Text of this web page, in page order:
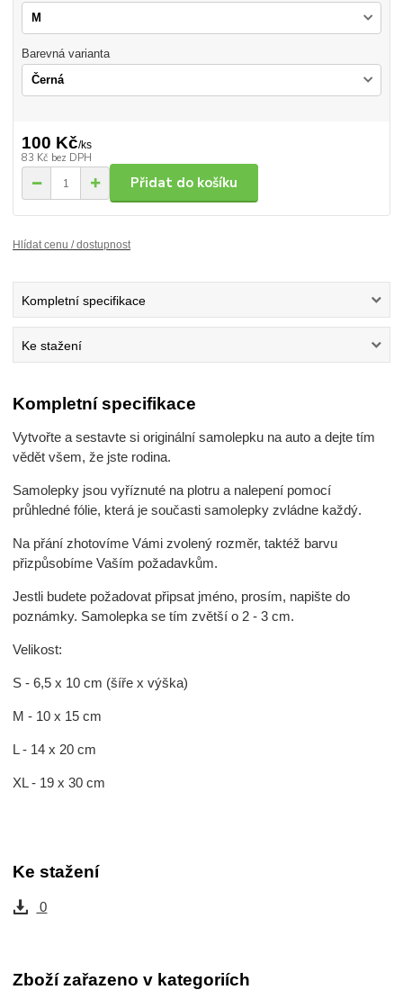
Barevná varianta
100 Kč/ks
83 Kč bez DPH
Přidat do košíku
Hlídat cenu / dostupnost
Kompletní specifikace
Ke stažení
Kompletní specifikace
Vytvořte a sestavte si originální samolepku na auto a dejte tím
vědět všem, že jste rodina.
Samolepky jsou vyříznuté na plotru a nalepení pomocí
průhledné fólie, která je současti samolepky zvládne každý.
Na přání zhotovíme Vámi zvolený rozměr, taktéž barvu
přizpůsobíme Vaším požadavkům.
Jestli budete požadovat připsat jméno, prosím, napište do
poznámky. Samolepka se tím zvětší o 2 - 3 cm.
Velikost:
S - 6,5 x 10 cm (šíře x výška)
M - 10 x 15 cm
L - 14 x 20 cm
XL - 19 x 30 cm
Ke stažení
0
Zboží zařazeno v kategoriích